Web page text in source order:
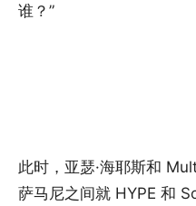
谁？”
此时，亚瑟·海耶斯和
萨马尼之间就 HYPE 和